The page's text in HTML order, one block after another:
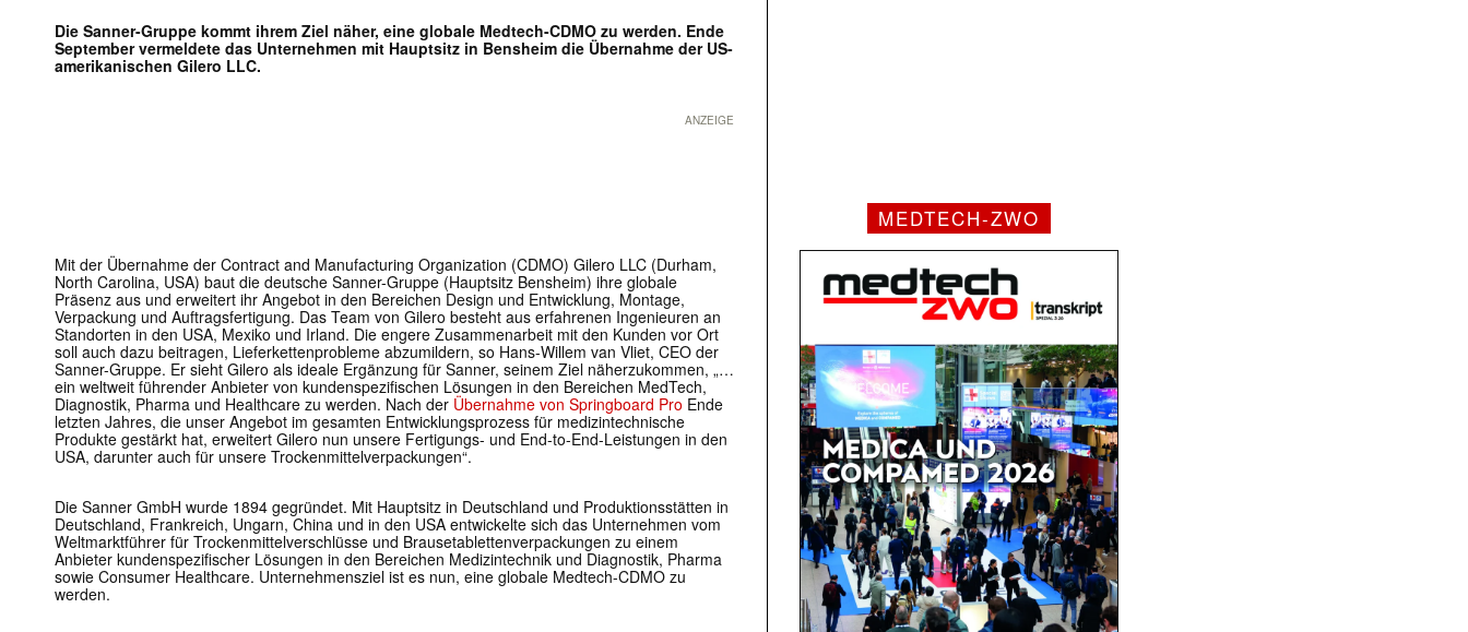
Die Sanner-Gruppe kommt ihrem Ziel näher, eine globale Medtech-CDMO zu werden. Ende
September vermeldete das Unternehmen mit Hauptsitz in Bensheim die Übernahme der US-
amerikanischen Gilero LLC.
ANZEIGE
Mit der Übernahme der Contract and Manufacturing Organization (CDMO) Gilero LLC (Durham,
North Carolina, USA) baut die deutsche Sanner-Gruppe (Hauptsitz Bensheim) ihre globale
Präsenz aus und erweitert ihr Angebot in den Bereichen Design und Entwicklung, Montage,
Verpackung und Auftragsfertigung. Das Team von Gilero besteht aus erfahrenen Ingenieuren an
Standorten in den USA, Mexiko und Irland. Die engere Zusammenarbeit mit den Kunden vor Ort
soll auch dazu beitragen, Lieferkettenprobleme abzumildern, so Hans-Willem van Vliet, CEO der
Sanner-Gruppe. Er sieht Gilero als ideale Ergänzung für Sanner, seinem Ziel näherzukommen, „…
ein weltweit führender Anbieter von kundenspezifischen Lösungen in den Bereichen MedTech,
Diagnostik, Pharma und Healthcare zu werden. Nach der Übernahme von Springboard Pro Ende
letzten Jahres, die unser Angebot im gesamten Entwicklungsprozess für medizintechnische
Produkte gestärkt hat, erweitert Gilero nun unsere Fertigungs- und End-to-End-Leistungen in den
USA, darunter auch für unsere Trockenmittelverpackungen“.
Die Sanner GmbH wurde 1894 gegründet. Mit Hauptsitz in Deutschland und Produktionsstätten in
Deutschland, Frankreich, Ungarn, China und in den USA entwickelte sich das Unternehmen vom
Weltmarktführer für Trockenmittelverschlüsse und Brausetablettenverpackungen zu einem
Anbieter kundenspezifischer Lösungen in den Bereichen Medizintechnik und Diagnostik, Pharma
sowie Consumer Healthcare. Unternehmensziel ist es nun, eine globale Medtech-CDMO zu
werden.
MEDTECH-ZWO